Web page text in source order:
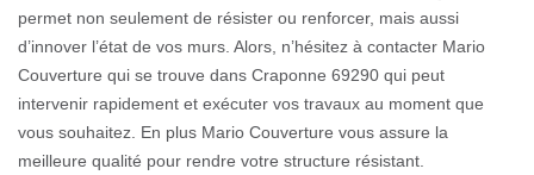
permet non seulement de résister ou renforcer, mais aussi
d’innover l’état de vos murs. Alors, n’hésitez à contacter Mario
Couverture qui se trouve dans Craponne 69290 qui peut
intervenir rapidement et exécuter vos travaux au moment que
vous souhaitez. En plus Mario Couverture vous assure la
meilleure qualité pour rendre votre structure résistant.